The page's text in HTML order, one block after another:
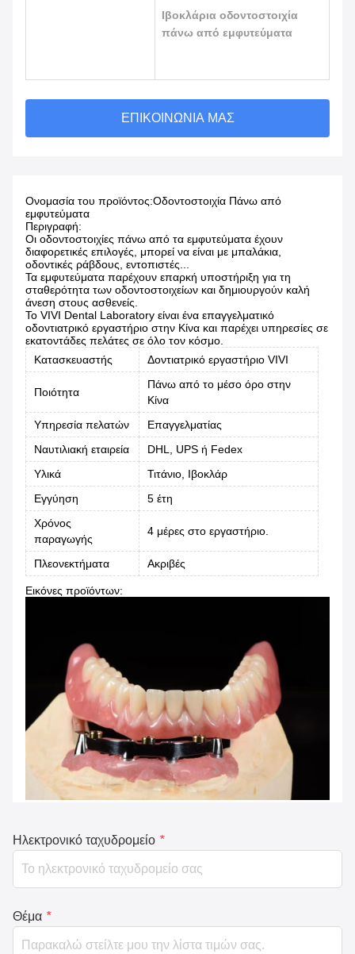
Ιβοκλάρια οδοντοστοιχία
πάνω από εμφυτεύματα
ΕΠΙΚΟΙΝΩΝΊΑ ΜΑΣ
Ονομασία του προϊόντος:Οδοντοστοιχία Πάνω από
εμφυτεύματα
Περιγραφή:
Οι οδοντοστοιχίες πάνω από τα εμφυτεύματα έχουν
διαφορετικές επιλογές, μπορεί να είναι με μπαλάκια,
οδοντικές ράβδους, εντοπιστές...
Τα εμφυτεύματα παρέχουν επαρκή υποστήριξη για τη
σταθερότητα των οδοντοστοιχείων και δημιουργούν καλή
άνεση στους ασθενείς.
Το VIVI Dental Laboratory είναι ένα επαγγελματικό
οδοντιατρικό εργαστήριο στην Κίνα και παρέχει υπηρεσίες σε
εκατοντάδες πελάτες σε όλο τον κόσμο.
Κατασκευαστής
Δοντιατρικό εργαστήριο VIVI
Ποιότητα
Πάνω από το μέσο όρο στην
Κίνα
Υπηρεσία πελατών
Επαγγελματίας
Ναυτιλιακή εταιρεία
DHL, UPS ή Fedex
Υλικά
Τιτάνιο, Ιβοκλάρ
Εγγύηση
5 έτη
Χρόνος
παραγωγής
4 μέρες στο εργαστήριο.
Πλεονεκτήματα Ακριβές
Εικόνες προϊόντων:
Ηλεκτρονικό ταχυδρομείο *
Θέμα *